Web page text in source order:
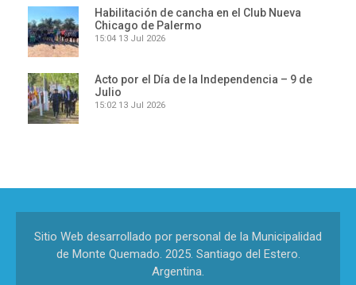
Habilitación de cancha en el Club Nueva
Chicago de Palermo
15:04 13 Jul 2026
Acto por el Día de la Independencia – 9 de
Julio
15:02 13 Jul 2026
Sitio Web desarrollado por personal de la Municipalidad
de Monte Quemado. 2025. Santiago del Estero.
Argentina.